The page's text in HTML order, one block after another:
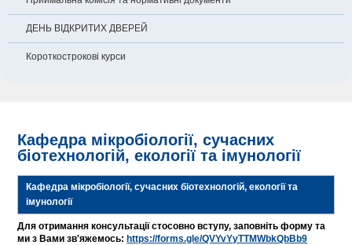
ДЕНЬ ВІДКРИТИХ ДВЕРЕЙ
Короткострокові курси
Кафедра мікробіології, сучасних
біотехнологій, екології та імунології
Кафедра мікробіології, сучасних біотехнологій, екології та
імунології
Для отримання консультації стосовно вступу, заповніть форму та
ми з Вами зв'яжемось: https://forms.gle/QVYvYyTTMWbkQbBb9